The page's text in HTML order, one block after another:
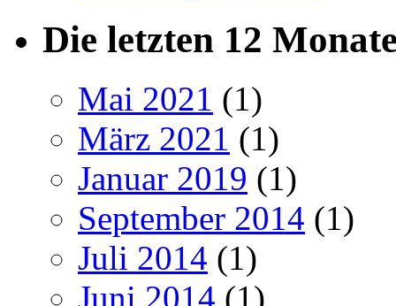
Die letzten 12
Mai 2021 (1)
März 2021 (1)
Januar 2019 (1)
September 2014 (1)
Juli 2014 (1)
Juni 2014 (1)